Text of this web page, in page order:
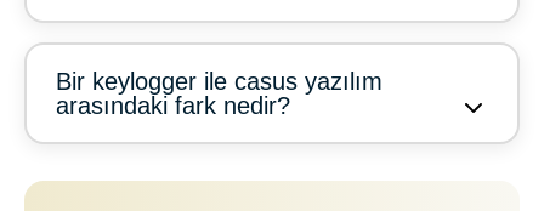
Bir keylogger ile casus yazılım
arasındaki fark nedir?